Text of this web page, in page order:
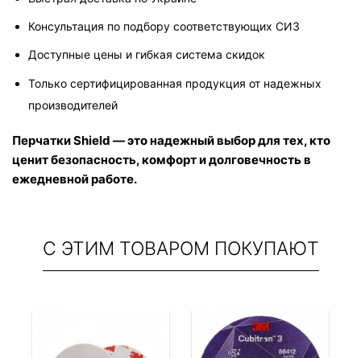
Консультация по подбору соответствующих СИЗ
Доступные цены и гибкая система скидок
Только сертифицированная продукция от надежных
производителей
Перчатки Shield — это надежный выбор для тех, кто
ценит безопасность, комфорт и долговечность в
ежедневной работе.
С ЭТИМ ТОВАРОМ ПОКУПАЮТ